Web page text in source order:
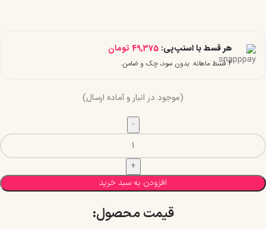
هر قسط با اسنپ‌پی: 49,375 تومان
۴ قسط ماهانه. بدون سود، چک و ضامن.
(موجود در انبار و آماده ارسال)
افزودن به سبد خرید
قیمت محصول:​